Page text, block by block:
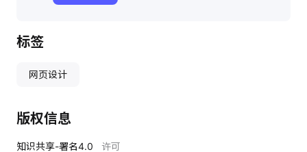
标签
网页设计
版权信息
知识共享-署名4.0 许可